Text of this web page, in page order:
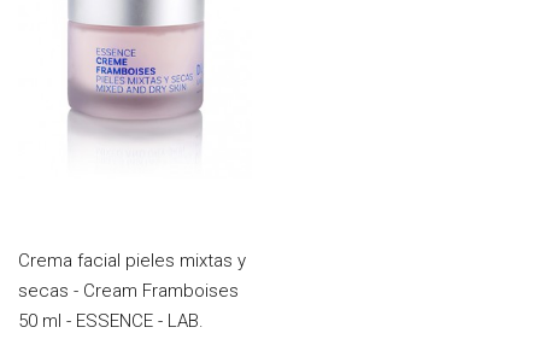
Crema facial pieles mixtas y
secas - Cream Framboises
50 ml - ESSENCE - LAB.